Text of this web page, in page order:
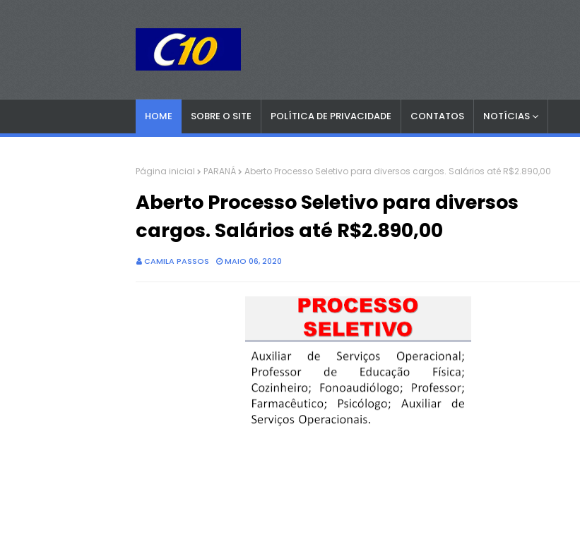
HOME SOBRE O SITE POLÍTICA DE PRIVACIDADE CONTATOS NOTÍCIAS
Página inicial PARANÁ Aberto Processo Seletivo para diversos cargos. Salários até R$2.890,00
Aberto Processo Seletivo para diversos
cargos. Salários até R$2.890,00
CAMILA PASSOS MAIO 06, 2020